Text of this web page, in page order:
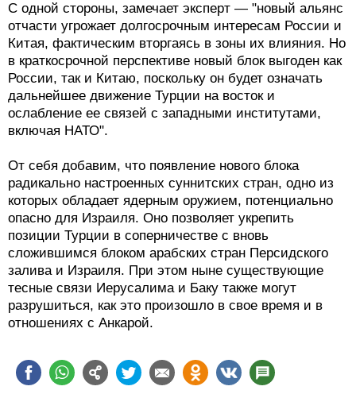
С одной стороны, замечает эксперт — "новый альянс
отчасти угрожает долгосрочным интересам России и
Китая, фактическим вторгаясь в зоны их влияния. Но
в краткосрочной перспективе новый блок выгоден как
России, так и Китаю, поскольку он будет означать
дальнейшее движение Турции на восток и
ослабление ее связей с западными институтами,
включая НАТО".
От себя добавим, что появление нового блока
радикально настроенных суннитских стран, одно из
которых обладает ядерным оружием, потенциально
опасно для Израиля. Оно позволяет укрепить
позиции Турции в соперничестве с вновь
сложившимся блоком арабских стран Персидского
залива и Израиля. При этом ныне существующие
тесные связи Иерусалима и Баку также могут
разрушиться, как это произошло в свое время и в
отношениях с Анкарой.